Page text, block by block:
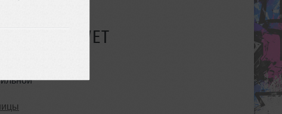
СУЩЕСТВУЕТ